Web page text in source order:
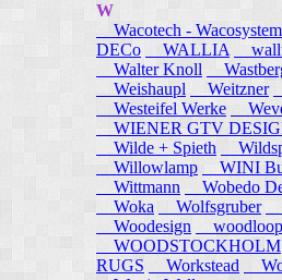
W
Wacotech -
DECo
WALLIA
Walter Knoll
Weishaupl
Weitzner
Westeifel Werke
WIENER GTV
Wilde + Spieth
Willowlamp
WINI
Wittmann
Wobedo
Woka
Wolfsgruber
Woodesign
WOODSTOCKHOLM
RUGS
Workstead